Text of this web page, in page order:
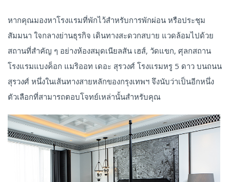
หากคุณมองหาโรงแรมที่พักไว้สำหรับการพักผ่อน หรือประชุม
สัมมนา ใจกลางย่านธุรกิจ เดินทางสะดวกสบาย แวดล้อมไปด้วย
สถานที่สำคัญ ๆ อย่างห้องสมุดเนียลสัน เฮส์, วัดแขก, ศุลกสถาน
โรงแรมแบงค็อก แมริออท เดอะ สุรวงศ์ โรงแรมหรู 5 ดาว บนถนน
สุรวงศ์ หนึ่งในเส้นทางสายหลักของกรุงเทพฯ จึงนับว่าเป็นอีกหนึ่ง
ตัวเลือกที่สามารถตอบโจทย์เหล่านั้นสำหรับคุณ